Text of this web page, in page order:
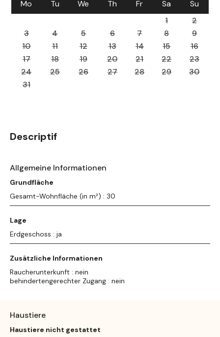
Mo Tu We Th Fr Sa
Su
1
2
3
4 5 6 7 8
9
10
11 12 13 14 15
16
17
18 19 20 21 22
23
24
25 26 27 28 29
30
31
Descriptif
Allgemeine Informationen
Grundfläche
Gesamt-Wohnfläche (in m²) : 30
Lage
Erdgeschoss : ja
Zusätzliche Informationen
Raucherunterkunft : nein
behindertengerechter Zugang : nein
Haustiere
Haustiere nicht gestattet